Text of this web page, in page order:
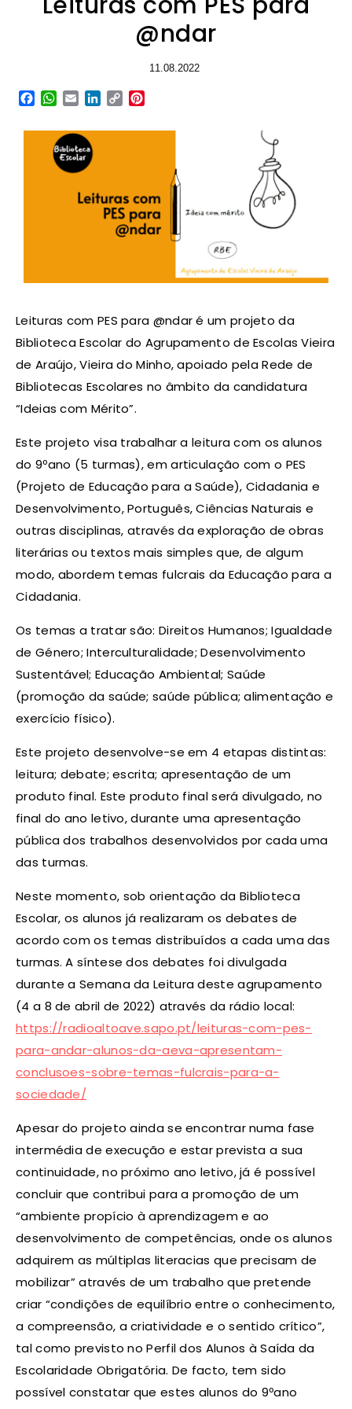
@ndar
11.08.2022
Facebook
WhatsApp
EmailLinkedIn
Copy
Leituras com PES para @ndar é um projeto da
Biblioteca Escolar do Agrupamento de Escolas Vieira
de Araújo, Vieira do Minho, apoiado pela Rede de
Bibliotecas Escolares no âmbito da candidatura
“Ideias com Mérito”.
Este projeto visa trabalhar a leitura com os alunos
do 9ºano (5 turmas), em articulação com o PES
(Projeto de Educação para a Saúde), Cidadania e
Desenvolvimento, Português, Ciências Naturais e
outras disciplinas, através da exploração de obras
literárias ou textos mais simples que, de algum
modo, abordem temas fulcrais da Educação para a
Cidadania.
Os temas a tratar são: Direitos Humanos; Igualdade
de Género; Interculturalidade; Desenvolvimento
Sustentável; Educação Ambiental; Saúde
(promoção da saúde; saúde pública; alimentação e
exercício físico).
Este projeto desenvolve-se em 4 etapas distintas:
leitura; debate; escrita; apresentação de um
produto final. Este produto final será divulgado, no
final do ano letivo, durante uma apresentação
pública dos trabalhos desenvolvidos por cada uma
das turmas.
Neste momento, sob orientação da Biblioteca
Escolar, os alunos já realizaram os debates de
acordo com os temas distribuídos a cada uma das
turmas. A síntese dos debates foi divulgada
durante a Semana da Leitura deste agrupamento
(4 a 8 de abril de 2022) através da rádio local:
https://radioaltoave.sapo.pt/leituras-com-pes-
para-andar-alunos-da-aeva-apresentam-
conclusoes-sobre-temas-fulcrais-para-a-
sociedade/
Apesar do projeto ainda se encontrar numa fase
intermédia de execução e estar prevista a sua
continuidade, no próximo ano letivo, já é possível
concluir que contribui para a promoção de um
“ambiente propício à aprendizagem e ao
desenvolvimento de competências, onde os alunos
adquirem as múltiplas literacias que precisam de
mobilizar” através de um trabalho que pretende
criar “condições de equilíbrio entre o conhecimento,
a compreensão, a criatividade e o sentido crítico”,
tal como previsto no Perfil dos Alunos à Saída da
Escolaridade Obrigatória. De facto, tem sido
possível constatar que estes alunos do 9ºano